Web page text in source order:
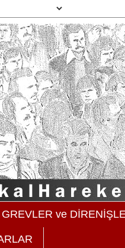
GREVLER ve